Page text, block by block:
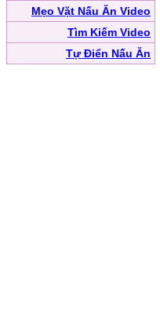
Mẹo Vặt Nấu Ăn Video
Tìm Kiếm Video
Tự Điển Nấu Ăn